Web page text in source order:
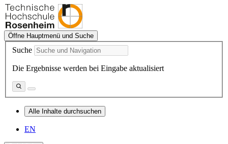
Öffne Hauptmenü und Suche
Suche
Die Ergebnisse werden bei Eingabe aktualisiert
Alle Inhalte durchsuchen
EN